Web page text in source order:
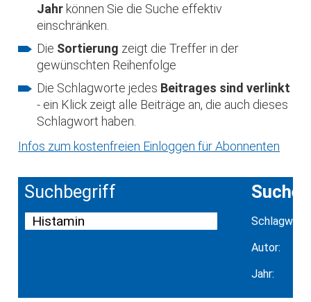
Jahr können Sie die Suche effektiv
einschränken.
Die Sortierung zeigt die Treffer in der
gewünschten Reihenfolge
Die Schlagworte jedes Beitrages sind verlinkt
- ein Klick zeigt alle Beiträge an, die auch dieses
Schlagwort haben.
Infos zum kostenfreien Einloggen für Abonnenten
Suchbegriff Suche
Schlagwort:
Autor:
Jahr: